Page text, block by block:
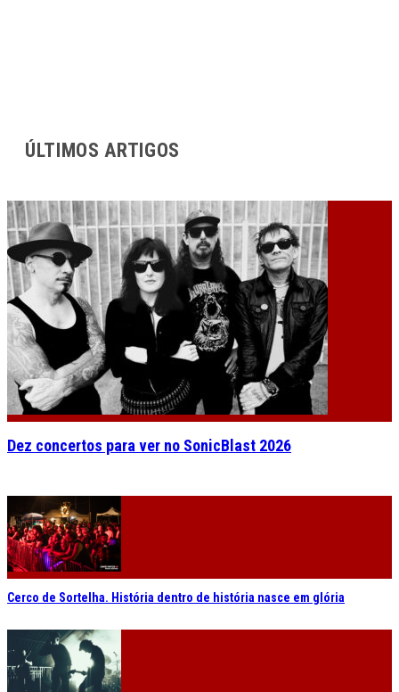
ÚLTIMOS ARTIGOS
Dez concertos para ver no SonicBlast 2026
Cerco de Sortelha. História dentro de história nasce em glória